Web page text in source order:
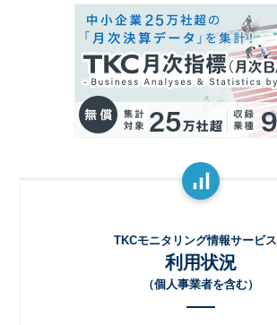
TKCモニタリング情報サービ
利用状況
（個人事業者を含む）